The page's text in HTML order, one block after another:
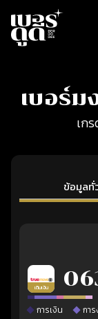
เบอร์ม
เก
ข้อมูลทั่
เติมเงิน
การเงิน กา